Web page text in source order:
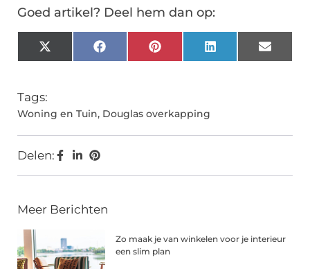
Goed artikel? Deel hem dan op:
X
(Twitter)
FacebookPinterestLinkedInEmail
Tags:
Woning en Tuin, Douglas overkapping
Delen:
Meer Berichten
Zo maak je van winkelen voor je interieur
een slim plan